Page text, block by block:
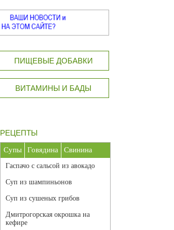
ПИЩЕВЫЕ ДОБАВКИ
ВИТАМИНЫ И БАДЫ
РЕЦЕПТЫ
Супы Говядина Свинина
Гаспачо с сальсой из авокадо
Суп из шампиньонов
Суп из сушеных грибов
Дмитрогорская окрошка на
кефире